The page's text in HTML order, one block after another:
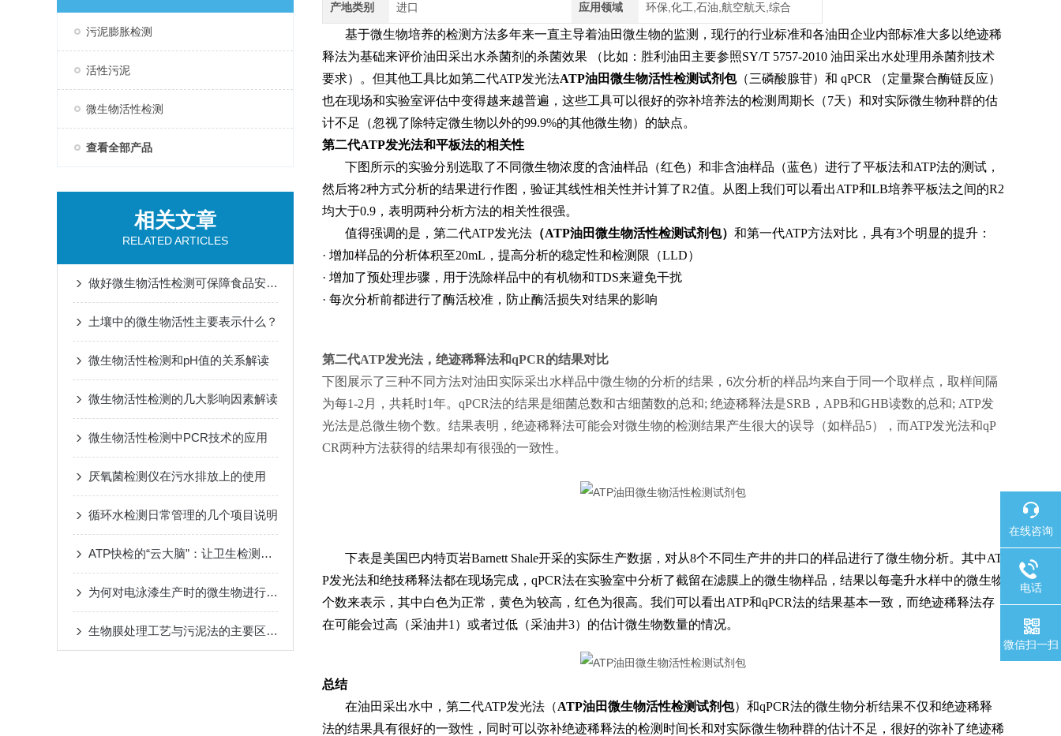
污泥膨胀检测
活性污泥
微生物活性检测
查看全部产品
相关文章
RELATED ARTICLES
做好微生物活性检测可保障食品安全与质量
土壤中的微生物活性主要表示什么？
微生物活性检测和pH值的关系解读
微生物活性检测的几大影响因素解读
微生物活性检测中PCR技术的应用
厌氧菌检测仪在污水排放上的使用
循环水检测日常管理的几个项目说明
ATP快检的“云大脑”：让卫生检测用“数据说话”
为何对电泳漆生产时的微生物进行检测和杀菌？
生物膜处理工艺与污泥法的主要区别解读
产地类别 进口 应用领域 环保,化工,石油,航空航天,综合
基于微生物培养的检测方法多年来一直主导着油田微生物的监测，现行的行业标准和各油田企业内部标准大多以绝迹稀
释法为基础来评价油田采出水杀菌剂的杀菌效果 （比如：胜利油田主要参照SY/T 5757-2010 油田采出水处理用杀菌剂技术
要求）。但其他工具比如第二代ATP发光法ATP油田微生物活性检测试剂包（三磷酸腺苷）和 qPCR （定量聚合酶链反应）
也在现场和实验室评估中变得越来越普遍，这些工具可以很好的弥补培养法的检测周期长（7天）和对实际微生物种群的估
计不足（忽视了除特定微生物以外的99.9%的其他微生物）的缺点。
第二代ATP发光法和平板法的相关性
下图所示的实验分别选取了不同微生物浓度的含油样品（红色）和非含油样品（蓝色）进行了平板法和ATP法的测试，
然后将2种方式分析的结果进行作图，验证其线性相关性并计算了R2值。从图上我们可以看出ATP和LB培养平板法之间的R2
均大于0.9，表明两种分析方法的相关性很强。
值得强调的是，第二代ATP发光法 （ATP油田微生物活性检测试剂包） 和第一代ATP方法对比，具有3个明显的提升：
· 增加样品的分析体积至20mL，提高分析的稳定性和检测限（LLD）
· 增加了预处理步骤，用于洗除样品中的有机物和TDS来避免干扰
· 每次分析前都进行了酶活校准，防止酶活损失对结果的影响
第二代ATP发光法，绝迹稀释法和qPCR的结果对比
下图展示了三种不同方法对油田实际采出水样品中微生物的分析的结果，6次分析的样品均来自于同一个取样点，取样间隔
为每1-2月，共耗时1年。qPCR法的结果是细菌总数和古细菌数的总和; 绝迹稀释法是SRB，APB和GHB读数的总和; ATP发
光法是总微生物个数。结果表明，绝迹稀释法可能会对微生物的检测结果产生很大的误导（如样品5），而ATP发光法和qP
CR两种方法获得的结果却有很强的一致性。
下表是美国巴内特页岩Barnett Shale开采的实际生产数据，对从8个不同生产井的井口的样品进行了微生物分析。其中AT
P发光法和绝技稀释法都在现场完成，qPCR法在实验室中分析了截留在滤膜上的微生物样品，结果以每毫升水样中的微生物
个数来表示，其中白色为正常，黄色为较高，红色为很高。我们可以看出ATP和qPCR法的结果基本一致，而绝迹稀释法存
在可能会过高（采油井1）或者过低（采油井3）的估计微生物数量的情况。
总结
在油田采出水中，第二代ATP发光法（ATP油田微生物活性检测试剂包）和qPCR法的微生物分析结果不仅和绝迹稀释
法的结果具有很好的一致性，同时可以弥补绝迹稀释法的检测时间长和对实际微生物种群的估计不足，很好的弥补了绝迹稀
在线咨询
电话
微信扫一扫